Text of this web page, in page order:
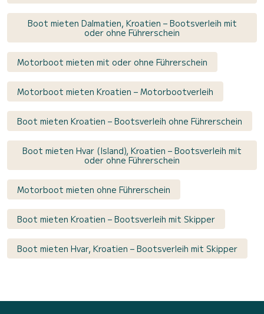
Boot mieten Dalmatien, Kroatien – Bootsverleih mit
oder ohne Führerschein
Motorboot mieten mit oder ohne Führerschein
Motorboot mieten Kroatien – Motorbootverleih
Boot mieten Kroatien – Bootsverleih ohne Führerschein
Boot mieten Hvar (Island), Kroatien – Bootsverleih mit
oder ohne Führerschein
Motorboot mieten ohne Führerschein
Boot mieten Kroatien – Bootsverleih mit Skipper
Boot mieten Hvar, Kroatien – Bootsverleih mit Skipper